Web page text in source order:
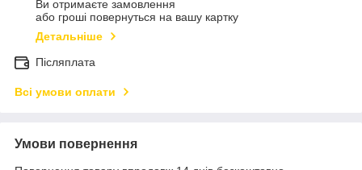
Ви отримаєте замовлення
або гроші повернуться на вашу картку
Детальніше
Післяплата
Всі умови оплати
Умови повернення